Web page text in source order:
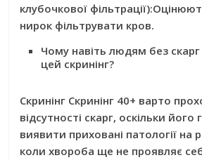
клубочкової фільтрації):
нирок фільтрувати кров.
Чому навіть людям без
цей скринінг?
Скринінг Скринінг 40+ варто
відсутності скарг, оскільки
виявити приховані патології на
коли хвороба ще не проявляє